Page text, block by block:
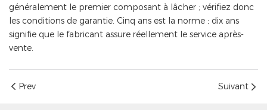
généralement le premier composant à lâcher ; vérifiez donc
les conditions de garantie. Cinq ans est la norme ; dix ans
signifie que le fabricant assure réellement le service après-
vente.
Prev Suivant